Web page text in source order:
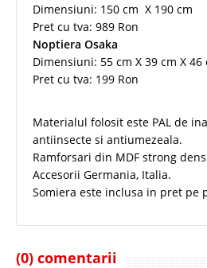
Dimensiuni: 150 cm X 190 cm
Pret cu tva: 989 Ron
Noptiera Osaka
Dimensiuni: 55 cm X 39 cm X
Pret cu tva: 199 Ron
Materialul folosit este PAL de
antiinsecte si antiumezeala.
Ramforsari din MDF strong
Accesorii Germania, Italia.
Somiera este inclusa in pret pe
(0) comentarii